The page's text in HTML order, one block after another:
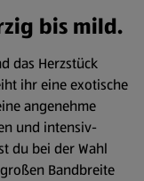
bis mild.
das Herzstück
ihr eine exotische
angenehme
und intensiv-
du bei der Wahl
Bandbreite